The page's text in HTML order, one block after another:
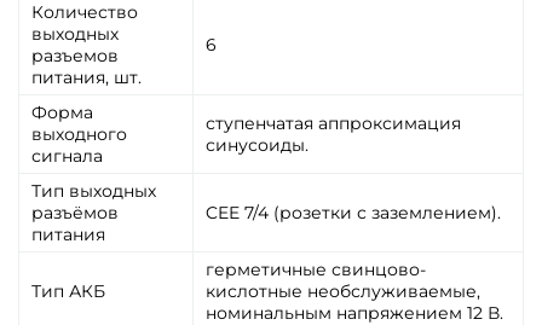
Количество
выходных
разъемов
питания, шт.
6
Форма
выходного
сигнала
ступенчатая аппроксимация
синусоиды.
Тип выходных
разъёмов
питания
CEE 7/4 (розетки с заземлением).
Тип АКБ
герметичные свинцово-
кислотные необслуживаемые,
номинальным напряжением 12 В.